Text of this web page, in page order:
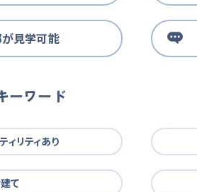
見学可能
ーワード
ィリティあり
て